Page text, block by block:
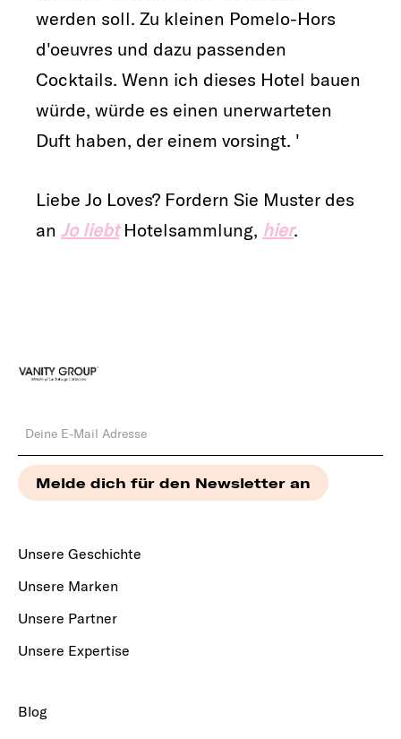
werden soll. Zu kleinen Pomelo-Hors
d'oeuvres und dazu passenden
Cocktails. Wenn ich dieses Hotel bauen
würde, würde es einen unerwarteten
Duft haben, der einem vorsingt. '
Liebe Jo Loves? Fordern Sie Muster des
an Jo liebtHotelsammlung, hier.
Unsere Geschichte
Unsere Marken
Unsere Partner
Unsere Expertise
Blog